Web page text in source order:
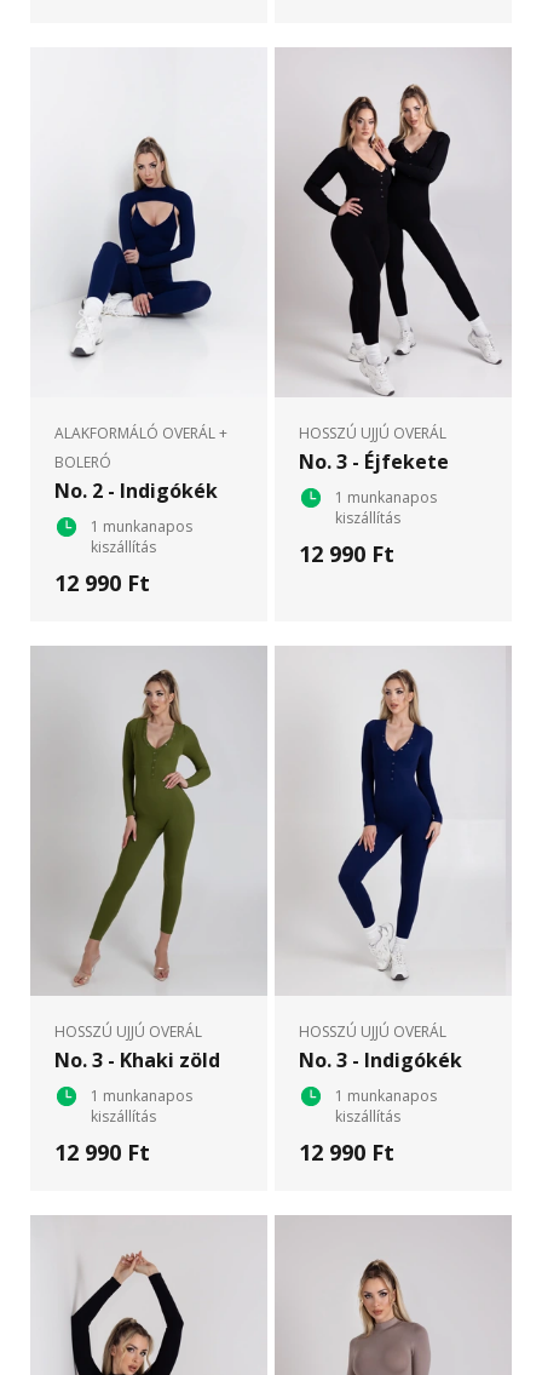
ALAKFORMÁLÓ OVERÁL +
BOLERÓ
No. 2 - Indigókék
1 munkanapos
kiszállítás
12 990 Ft
HOSSZÚ UJJÚ OVERÁL
No. 3 - Éjfekete
1 munkanapos
kiszállítás
12 990 Ft
HOSSZÚ UJJÚ OVERÁL
No. 3 - Khaki zöld
1 munkanapos
kiszállítás
12 990 Ft
HOSSZÚ UJJÚ OVERÁL
No. 3 - Indigókék
1 munkanapos
kiszállítás
12 990 Ft